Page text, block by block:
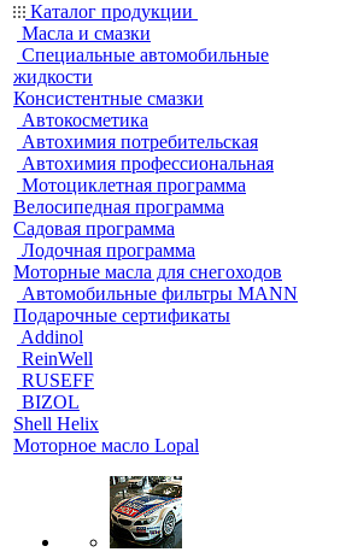
Каталог продукции
Масла и смазки
Специальные автомобильные
жидкости
Консистентные смазки
Автокосметика
Автохимия потребительская
Автохимия профессиональная
Мотоциклетная программа
Велосипедная программа
Садовая программа
Лодочная программа
Моторные масла для снегоходов
Автомобильные фильтры MANN
Подарочные сертификаты
Addinol
ReinWell
RUSEFF
BIZOL
Shell Helix
Моторное масло Lopal